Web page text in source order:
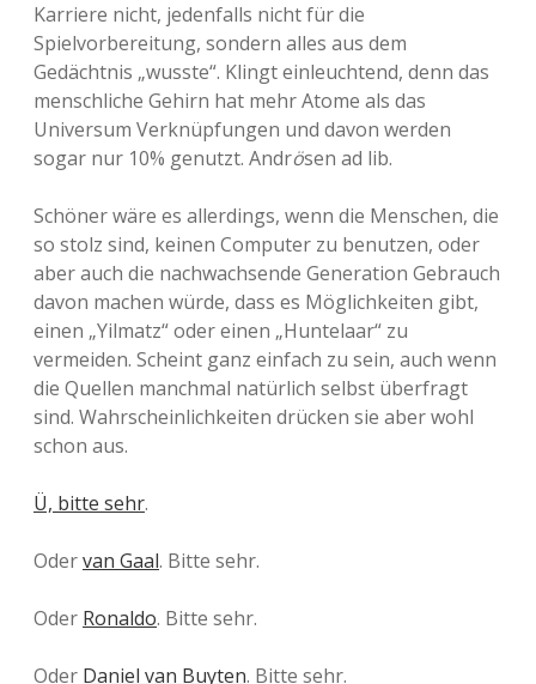
Karriere nicht, jedenfalls nicht für die
Spielvorbereitung, sondern alles aus dem
Gedächtnis „wusste“. Klingt einleuchtend, denn das
menschliche Gehirn hat mehr Atome als das
Universum Verknüpfungen und davon werden
sogar nur 10% genutzt. Andrösen ad lib.
Schöner wäre es allerdings, wenn die Menschen, die
so stolz sind, keinen Computer zu benutzen, oder
aber auch die nachwachsende Generation Gebrauch
davon machen würde, dass es Möglichkeiten gibt,
einen „Yilmatz“ oder einen „Huntelaar“ zu
vermeiden. Scheint ganz einfach zu sein, auch wenn
die Quellen manchmal natürlich selbst überfragt
sind. Wahrscheinlichkeiten drücken sie aber wohl
schon aus.
Ü, bitte sehr.
Odervan Gaal. Bitte sehr.
Oder Ronaldo. Bitte sehr.
Oder Daniel van Buyten. Bitte sehr.